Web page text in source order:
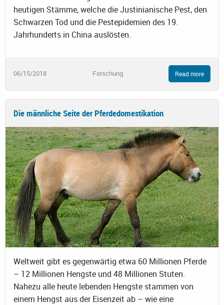
heutigen Stämme, welche die Justinianische Pest, den
Schwarzen Tod und die Pestepidemien des 19.
Jahrhunderts in China auslösten.
06/15/2018 Forschung Read more
Die männliche Seite der Pferdedomestikation
Weltweit gibt es gegenwärtig etwa 60 Millionen Pferde
– 12 Millionen Hengste und 48 Millionen Stuten.
Nahezu alle heute lebenden Hengste stammen von
einem Hengst aus der Eisenzeit ab – wie eine